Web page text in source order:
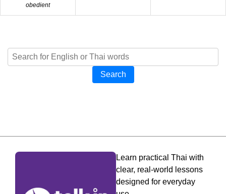
obedient
Search
Learn practical Thai with
clear, real-world lessons
designed for everyday